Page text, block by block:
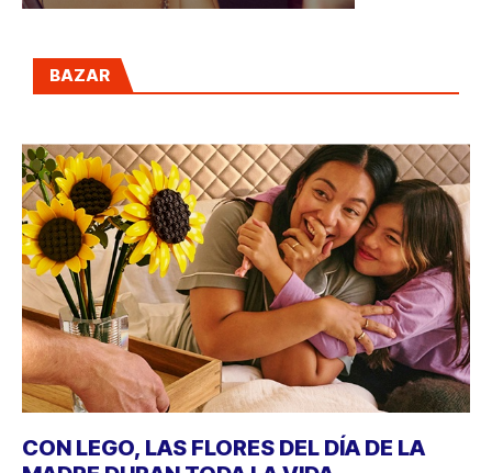
BAZAR
CON LEGO, LAS FLORES DEL DÍA DE LA